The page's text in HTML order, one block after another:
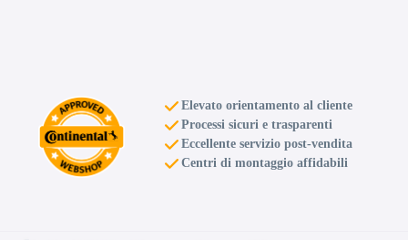
Elevato orientamento al cliente
Processi sicuri e trasparenti
Eccellente servizio post-vendita
Centri di montaggio affidabili